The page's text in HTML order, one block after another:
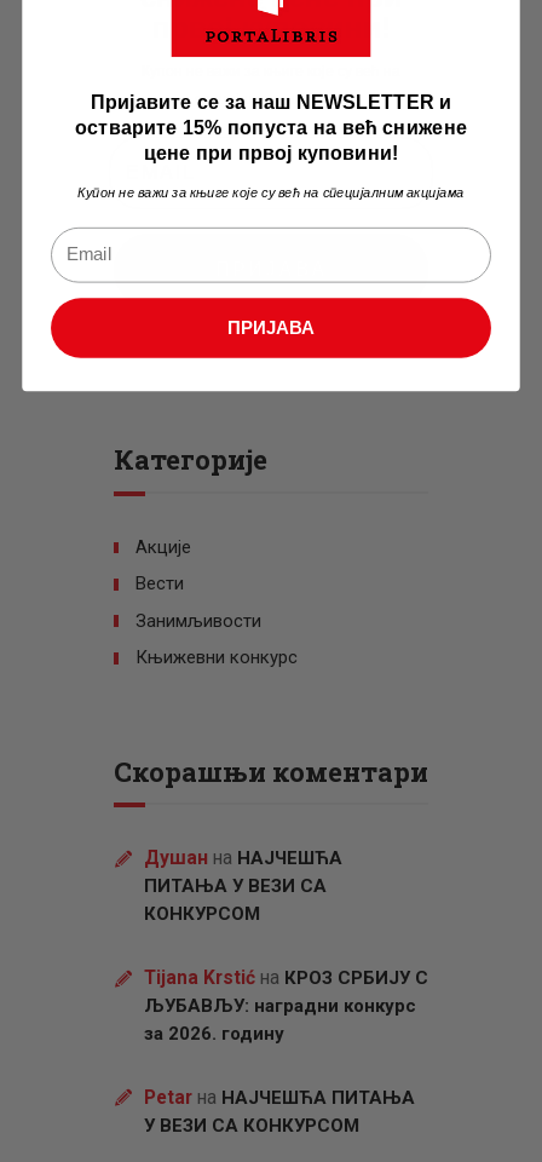
првој куповини!
специјалним акцијама
Категорије
Акције
Вести
Занимљивости
Књижевни конкурс
Скорашњи коментари
Душан на НАЈЧЕШЋА
ПИТАЊА У ВЕЗИ СА
КОНКУРСОМ
Tijana Krstićна КРОЗ СРБИЈУ С
ЉУБАВЉУ: наградни конкурс
за 2026. годину
Petarна НАЈЧЕШЋА ПИТАЊА
У ВЕЗИ СА КОНКУРСОМ
Пријавите се за наш NEWSLETTER и
остварите 15% попуста на већ снижене
цене при првој куповини!
Купон не важи за књиге које су већ на специјалним акцијама
ПРИЈАВА